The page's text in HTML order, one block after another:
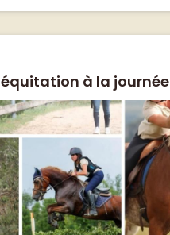
à la journée